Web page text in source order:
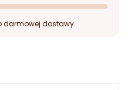
darmowej dostawy.